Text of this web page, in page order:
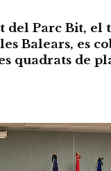
del Parc Bit, el
Balears, es
quadrats de